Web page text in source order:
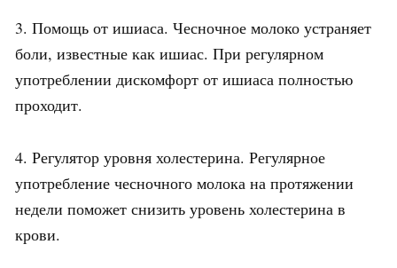
3. Помощь от ишиаса. Чесночное молоко устраняет
боли, известные как ишиас. При регулярном
употреблении дискомфорт от ишиаса полностью
проходит.
4. Регулятор уровня холестерина. Регулярное
употребление чесночного молока на протяжении
недели поможет снизить уровень холестерина в
крови.